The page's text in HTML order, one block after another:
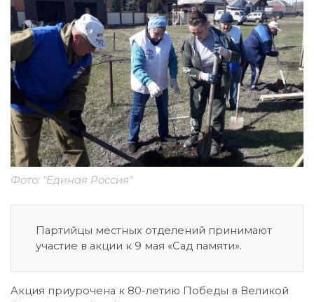
Фото: "Единая Россия"
Партийцы местных отделений принимают
участие в акции к 9 мая «Сад памяти».
Акция приурочена к 80-летию Победы в Великой